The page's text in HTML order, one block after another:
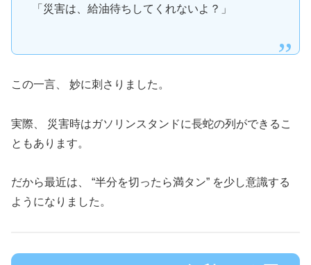
「災害は、給油待ちしてくれないよ？」
この一言、 妙に刺さりました。
実際、 災害時はガソリンスタンドに長蛇の列ができるこ
ともあります。
だから最近は、 “半分を切ったら満タン” を少し意識する
ようになりました。